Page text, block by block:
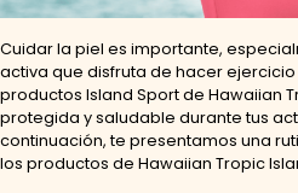
Cuidar la piel es importante,
activa que disfruta de hacer
productos Island Sport de Hawaiian
protegida y saludable durante tus
continuación, te presentamos una
los productos de Hawaiian Tropic